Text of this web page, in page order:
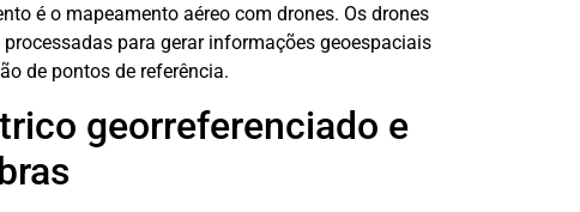
é o mapeamento aéreo com drones. Os drones
para gerar informações geoespaciais
de pontos de referência.
georreferenciado e